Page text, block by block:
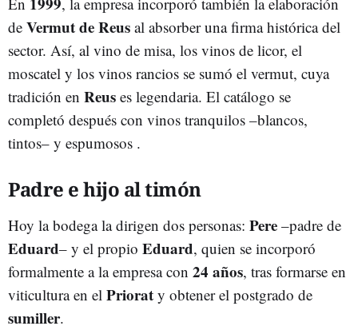
de Vermut de Reus al absorber una firma histórica del
sector. Así, al vino de misa, los vinos de licor, el
moscatel y los vinos rancios se sumó el vermut, cuya
tradición en Reus es legendaria. El catálogo se
completó después con vinos tranquilos –blancos,
tintos– y espumosos .
Padre e hijo al timón
Hoy la bodega la dirigen dos personas: Pere –padre de
Eduard– y el propio Eduard, quien se incorporó
formalmente a la empresa con 24 años, tras formarse en
viticultura en el Priorat y obtener el postgrado de
sumiller.